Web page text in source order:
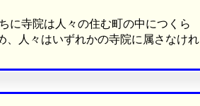
に寺院は人々の住む町の中につくら
、人々はいずれかの寺院に属さなけれ